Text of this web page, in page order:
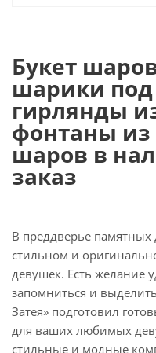
Букет
шарики под
гирлянды
фонтаны
шаров в
заказ
В преддверье
стильном и
девушек. Есть желание
запомниться и
Затея» подготовил
для ваших любимых
стильные и модные